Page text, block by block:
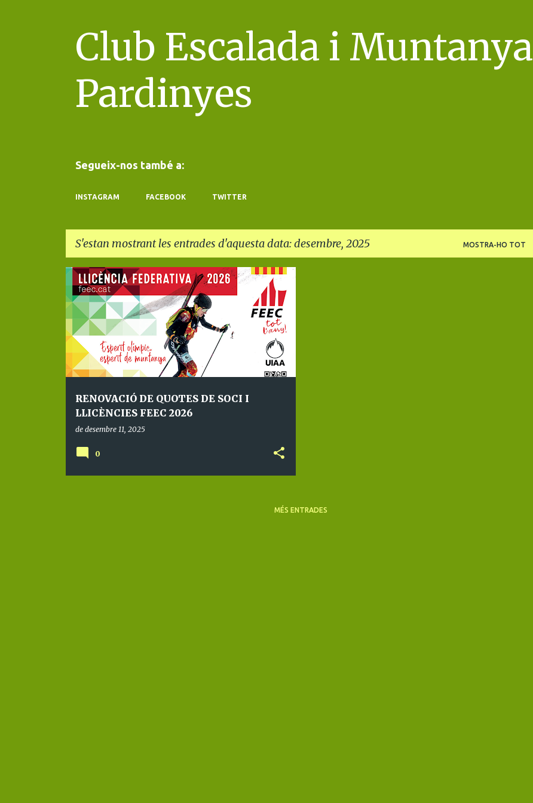
Club Escalada i Muntanya
Pardinyes
Segueix-nos també a:
INSTAGRAM FACEBOOK TWITTER
S'estan mostrant les entrades d'aquesta data: desembre, 2025 MOSTRA-HO TOT
E
n
t
r
a
d
RENOVACIÓ DE QUOTES DE SOCI I
LLICÈNCIES FEEC 2026
de desembre 11, 2025
#FEEC #FEDME #FEDERATIVES #CEMP #MUNTANYA #MONTAÑA
0
MÉS ENTRADES